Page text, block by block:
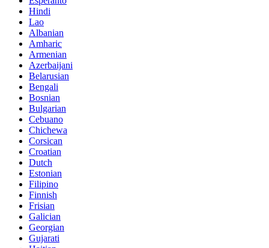
Hindi
Lao
Albanian
Amharic
Armenian
Azerbaijani
Belarusian
Bengali
Bosnian
Bulgarian
Cebuano
Chichewa
Corsican
Croatian
Dutch
Estonian
Filipino
Finnish
Frisian
Galician
Georgian
Gujarati